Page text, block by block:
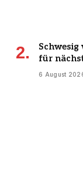
für
6 August